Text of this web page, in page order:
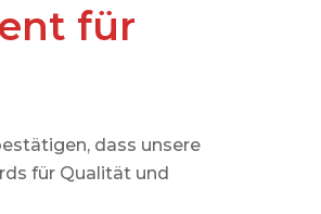
für
dass unsere
für Qualität und